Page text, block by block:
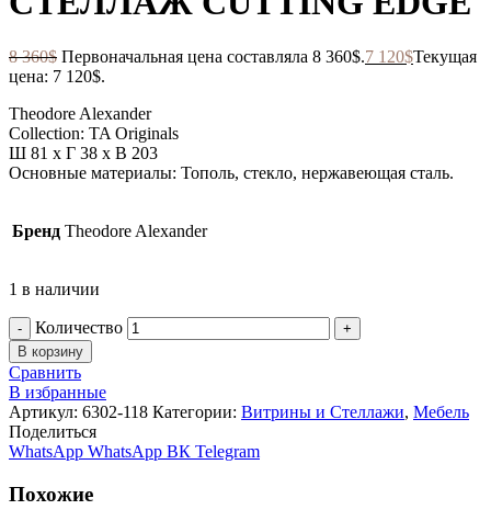
8 360$ Первоначальная цена составляла 8 360$.7 120$Текущая
цена: 7 120$.
Theodore Alexander
Collection: TA Originals
Ш 81 x Г 38 x В 203
Основные материалы: Тополь, стекло, нержавеющая сталь.
Бренд Theodore Alexander
1 в наличии
Количество
В корзину
Сравнить
В избранные
Артикул: 6302-118 Категории: Витрины и Стеллажи, Мебель
Поделиться
WhatsApp WhatsApp ВК Telegram
Похожие